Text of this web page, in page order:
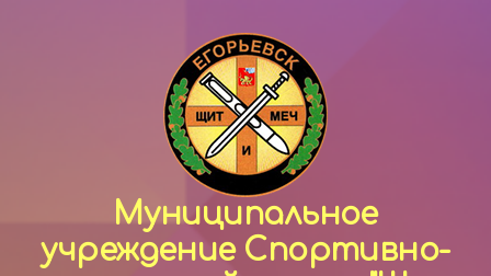
Муниципальное
учреждение Спортивно-